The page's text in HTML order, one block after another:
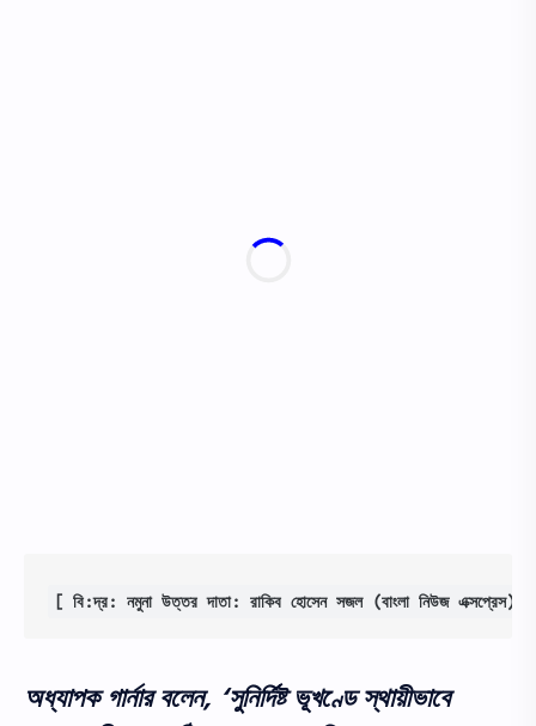
[ বি:দ্র: নমুনা উত্তর দাতা: রাকিব হোসেন সজল (বাংলা নিউজ এক্সপ্রেস)]
অধ্যাপক গার্নার বলেন, ‘সুনির্দিষ্ট ভূখণ্ডে স্থায়ীভাবে